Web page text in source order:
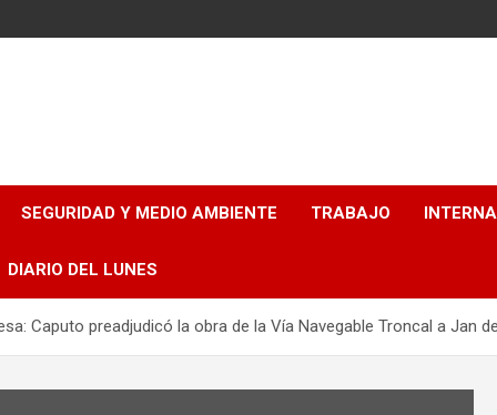
SEGURIDAD Y MEDIO AMBIENTE TRABAJO
DIARIO DEL LUNES
Caputo preadjudicó la obra de la Vía Navegable Troncal a Jan